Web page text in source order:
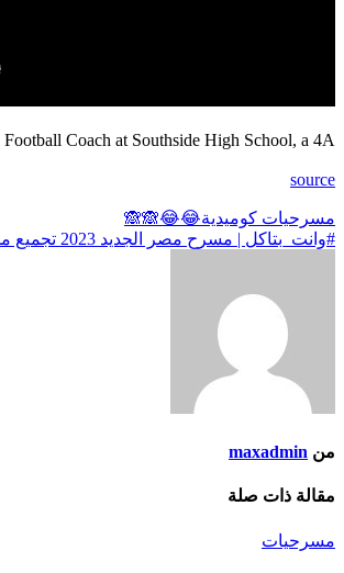
Coach at Southside High School, a 4A …
source
تصفّح
المقالات
مسرحيات كوميدية😂😂🙈🙈
#وانت_بتاكل | مسرح مصر الجديد 2023 تجميع مسرحيات | اجدد مسرحية في مسرح مصر | مسرح مصر 2023
من maxadmin
مقالة ذات صلة
مسرحيات